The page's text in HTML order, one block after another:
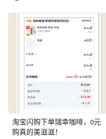
淘宝闪购下单瑞幸咖啡，0元
购真的美滋滋！